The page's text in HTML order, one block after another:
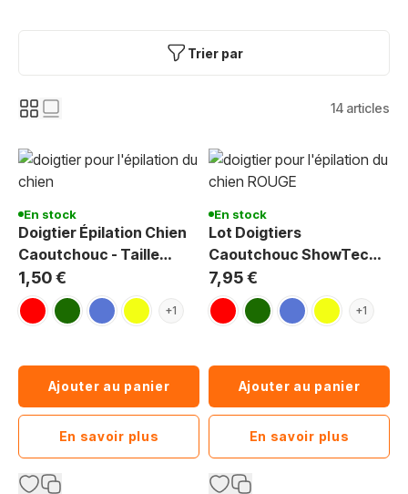
Trier par
14 articles
En stock
Doigtier Épilation Chien
Caoutchouc - Taille
Précise
1,50 €
rougevert foncé
bleu jaune +1
Ajouter au panier
En savoir plus
En stock
Lot Doigtiers
Caoutchouc ShowTech
Épilation Chien : Lot 10, 5
Tailles, Toilettage Précis
7,95 €
rougevert foncé
bleu jaune +1
Ajouter au panier
En savoir plus